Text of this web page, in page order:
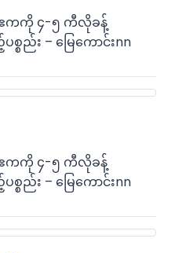
ဧကကို ၄-၅ ကီလိုခန့်
စည်း – မြေကောင်းnn
ဧကကို ၄-၅ ကီလိုခန့်
စည်း – မြေကောင်းnn